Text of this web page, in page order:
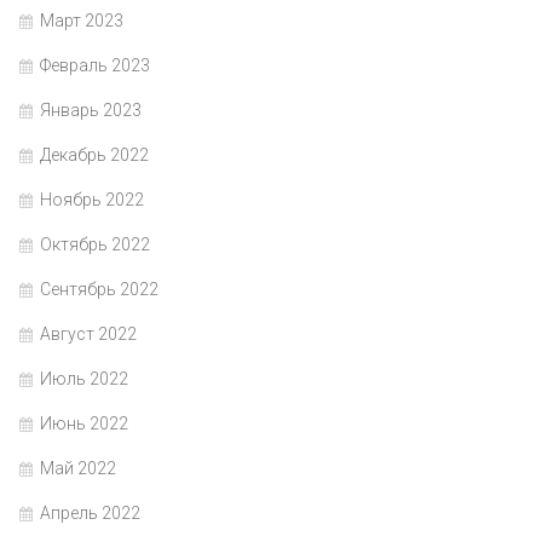
Март 2023
Февраль 2023
Январь 2023
Декабрь 2022
Ноябрь 2022
Октябрь 2022
Сентябрь 2022
Август 2022
Июль 2022
Июнь 2022
Май 2022
Апрель 2022